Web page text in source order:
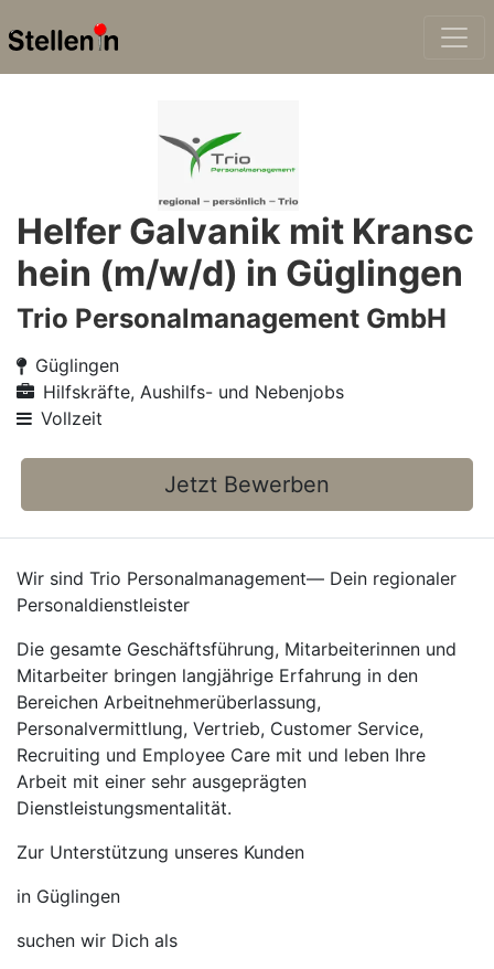
Helfer Galvanik mit Kransc
hein (m/w/d) in Güglingen
Trio Personalmanagement GmbH
Güglingen
Hilfskräfte, Aushilfs- und Nebenjobs
Vollzeit
Jetzt Bewerben
Wir sind Trio Personalmanagement— Dein regionaler
Personaldienstleister
Die gesamte Geschäftsführung, Mitarbeiterinnen und
Mitarbeiter bringen langjährige Erfahrung in den
Bereichen Arbeitnehmerüberlassung,
Personalvermittlung, Vertrieb, Customer Service,
Recruiting und Employee Care mit und leben Ihre
Arbeit mit einer sehr ausgeprägten
Dienstleistungsmentalität.
Zur Unterstützung unseres Kunden
in Güglingen
suchen wir Dich als